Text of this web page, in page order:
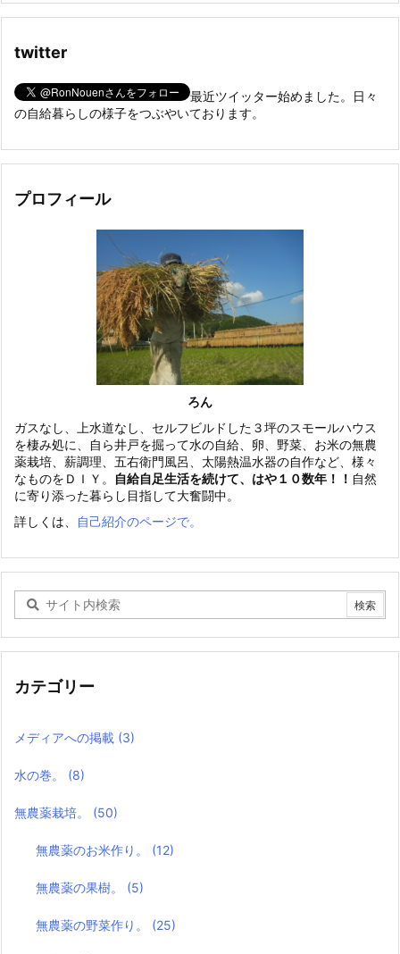
twitter
最近ツイッター始めました。日々
の自給暮らしの様子をつぶやいております。
プロフィール
ろん
ガスなし、上水道なし、セルフビルドした３坪のスモールハウス
を棲み処に、自ら井戸を掘って水の自給、卵、野菜、お米の無農
薬栽培、薪調理、五右衛門風呂、太陽熱温水器の自作など、様々
なものをＤＩＹ。
自給自足生活を続けて、はや１０数年！！ 自然
に寄り添った暮らし目指して大奮闘中。
詳しくは、
自己紹介のページで。
カテゴリー
メディアへの掲載 (3)
水の巻。 (8)
無農薬栽培。 (50)
無農薬のお米作り。 (12)
無農薬の果樹。 (5)
無農薬の野菜作り。 (25)